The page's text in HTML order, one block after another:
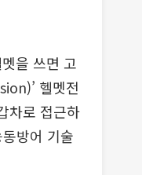
을 쓰면 고
헬멧전
차로 접근하
방어 기술